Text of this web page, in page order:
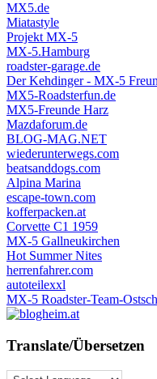
MX5.de
Miatastyle
Projekt MX-5
MX-5.Hamburg
roadster-garage.de
Der Kehdinger - MX-5
MX5-Roadsterfun.de
MX5-Freunde Harz
Mazdaforum.de
BLOG-MAG.NET
wiederunterwegs.com
beatsanddogs.com
Alpina Marina
escape-town.com
kofferpacken.at
Corvette C1 1959
MX-5 Gallneukirchen
Hot Summer Nites
herrenfahrer.com
autoteilexxl
MX-5 Roadster-Team-
Translate/Übersetzen